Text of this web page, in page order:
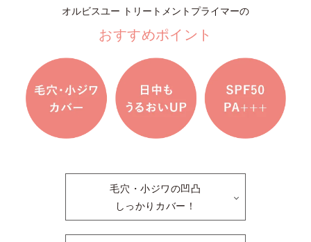
オルビスユー トリートメントプライマーの
おすすめポイント
毛穴・小ジワの凹凸
しっかりカバー！